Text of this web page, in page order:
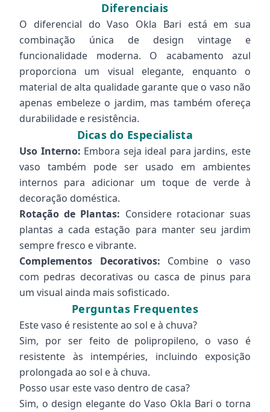
Diferenciais
O diferencial do Vaso Okla Bari está em sua
combinação única de design vintage e
funcionalidade moderna. O acabamento azul
proporciona um visual elegante, enquanto o
material de alta qualidade garante que o vaso não
apenas embeleze o jardim, mas também ofereça
durabilidade e resistência.
Dicas do Especialista
Uso Interno: Embora seja ideal para jardins, este
vaso também pode ser usado em ambientes
internos para adicionar um toque de verde à
decoração doméstica.
Rotação de Plantas: Considere rotacionar suas
plantas a cada estação para manter seu jardim
sempre fresco e vibrante.
Complementos Decorativos: Combine o vaso
com pedras decorativas ou casca de pinus para
um visual ainda mais sofisticado.
Perguntas Frequentes
Este vaso é resistente ao sol e à chuva?
Sim, por ser feito de polipropileno, o vaso é
resistente às intempéries, incluindo exposição
prolongada ao sol e à chuva.
Posso usar este vaso dentro de casa?
Sim, o design elegante do Vaso Okla Bari o torna